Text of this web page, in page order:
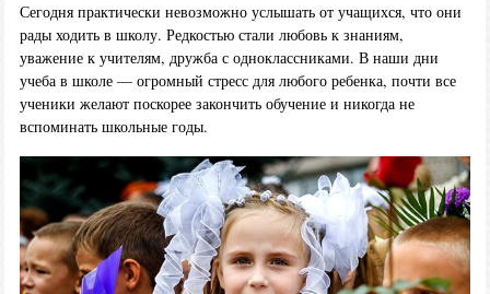
Сегодня практически невозможно услышать от учащихся, что они
рады ходить в школу. Редкостью стали любовь к знаниям,
уважение к учителям, дружба с одноклассниками. В наши дни
учеба в школе — огромный стресс для любого ребенка, почти все
ученики желают поскорее закончить обучение и никогда не
вспоминать школьные годы.